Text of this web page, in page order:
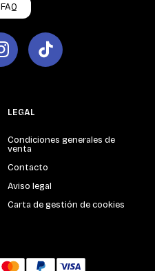
FAQ
LEGAL
Condiciones generales de
venta
Contacto
Aviso legal
Carta de gestión de cookies